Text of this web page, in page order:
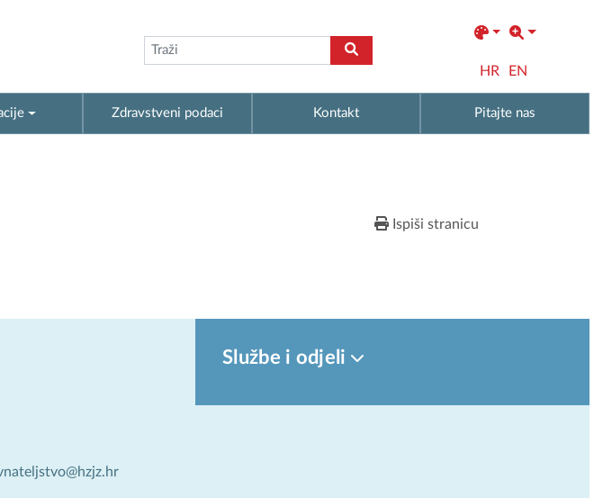
HR EN
Zdravstveni podaci Kontakt Pitajte nas
Ispiši stranicu
Službe i odjeli